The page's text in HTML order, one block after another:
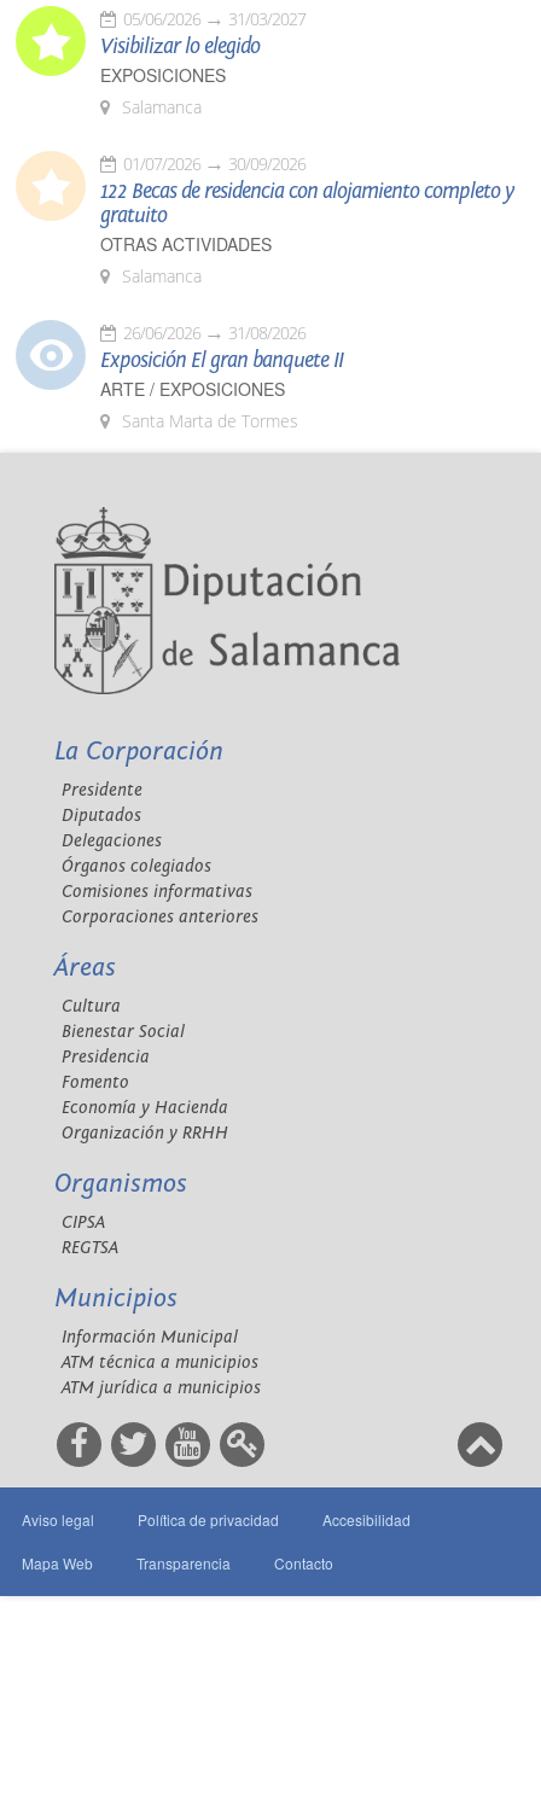
05/06/2026 31/03/2027
Visibilizar lo elegido
EXPOSICIONES
Salamanca
01/07/2026 30/09/2026
122 Becas de residencia con alojamiento completo y
gratuito
OTRAS ACTIVIDADES
Salamanca
26/06/2026 31/08/2026
Exposición El gran banquete II
ARTE / EXPOSICIONES
Santa Marta de Tormes
La Corporación
Presidente
Diputados
Delegaciones
Órganos colegiados
Comisiones informativas
Corporaciones anteriores
Áreas
Cultura
Bienestar Social
Presidencia
Fomento
Economía y Hacienda
Organización y RRHH
Organismos
CIPSA
REGTSA
Municipios
Información Municipal
ATM técnica a municipios
ATM jurídica a municipios
Aviso legal Política de privacidad Accesibilidad
Mapa Web Transparencia Contacto